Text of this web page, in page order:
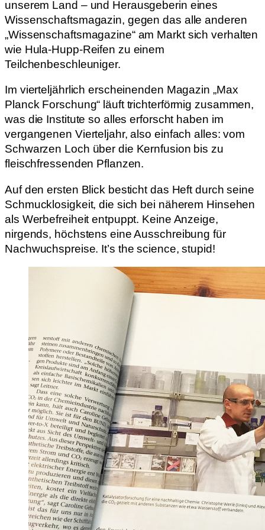
unserem Land – und Herausgeberin eines
Wissenschaftsmagazin, gegen das alle anderen
„Wissenschaftsmagazine“ am Markt sich verhalten
wie Hula-Hupp-Reifen zu einem
Teilchenbeschleuniger.
Im vierteljährlich erscheinenden Magazin „Max
Planck Forschung“ läuft trichterförmig zusammen,
was die Institute so alles erforscht haben im
vergangenen Vierteljahr, also einfach alles: vom
Schwarzen Loch über die Kernfusion bis zu
fleischfressenden Pflanzen.
Auf den ersten Blick besticht das Heft durch seine
Schmucklosigkeit, die sich bei näherem Hinsehen
als Werbefreiheit entpuppt. Keine Anzeige,
nirgends, höchstens eine Ausschreibung für
Nachwuchspreise. It’s the science, stupid!